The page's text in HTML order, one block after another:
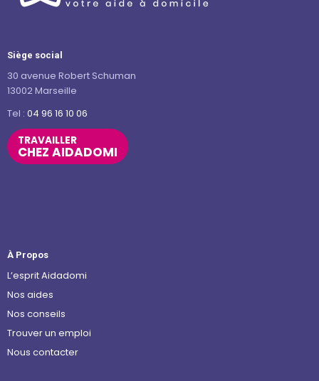
Siège social
30 avenue Robert Schuman
13002 Marseille
Tel : 04 96 16 10 06
TRAVAILLER
CHEZ AIDADOMI
À Propos
L’esprit Aidadomi
Nos aides
Nos conseils
Trouver un emploi
Nous contacter